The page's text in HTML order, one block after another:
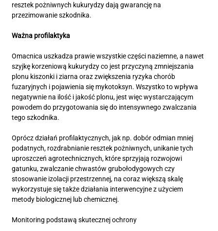
resztek pożniwnych kukurydzy dają gwarancję na
przezimowanie szkodnika.
Ważna profilaktyka
Omacnica uszkadza prawie wszystkie części naziemne, a nawet
szyjkę korzeniową kukurydzy co jest przyczyną zmniejszania
plonu kiszonki i ziarna oraz zwiększenia ryzyka chorób
fuzaryjnych i pojawienia się mykotoksyn. Wszystko to wpływa
negatywnie na ilość i jakość plonu, jest więc wystarczającym
powodem do przygotowania się do intensywnego zwalczania
tego szkodnika.
Oprócz działań profilaktycznych, jak np. dobór odmian mniej
podatnych, rozdrabnianie resztek pożniwnych, unikanie tych
uproszczeń agrotechnicznych, które sprzyjają rozwojowi
gatunku, zwalczanie chwastów grubołodygowych czy
stosowanie izolacji przestrzennej, na coraz większą skalę
wykorzystuje się także działania interwencyjne z użyciem
metody biologicznej lub chemicznej.
Monitoring podstawą skutecznej ochrony